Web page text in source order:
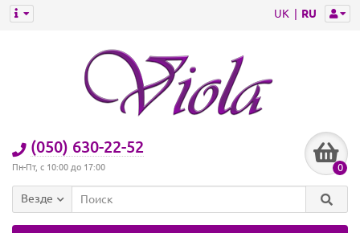
UK RU
(050) 630-22-52
Пн-Пт, с 10:00 до 17:00 0
Везде